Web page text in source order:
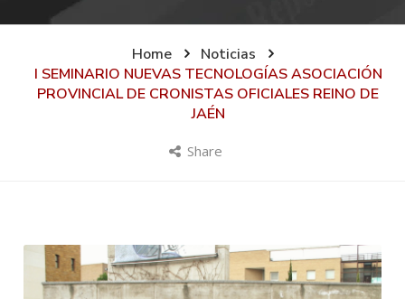
Home
Noticias
I SEMINARIO NUEVAS TECNOLOGÍAS ASOCIACIÓN
PROVINCIAL DE CRONISTAS OFICIALES REINO DE
JAÉN
Share